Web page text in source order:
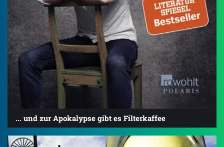
... und zur Apokalypse gibt es Filterkaffee